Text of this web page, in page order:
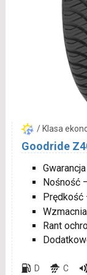
/ Klasa
Goodride
Nośność
Prędkość
Rant
D C